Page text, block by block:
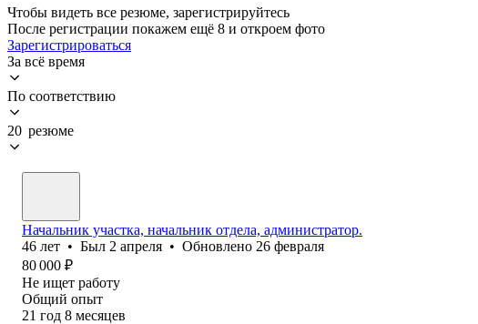
Чтобы видеть все резюме, зарегистрируйтесь
После регистрации покажем ещё 8 и откроем фото
Зарегистрироваться
За всё время
По соответствию
20 резюме
Начальник участка, начальник отдела, администратор.
46 лет • Был 2 апреля • Обновлено 26 февраля
80 000 ₽
Не ищет работу
Общий опыт
21 год 8 месяцев